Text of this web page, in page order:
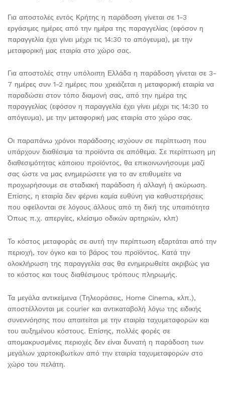
Για αποστολές εντός Κρήτης η παράδοση γίνεται σε 1-3
εργάσιμες ημέρες από την ημέρα της παραγγελίας (εφόσον η
παραγγελία έχει γίνει μέχρι τις 14:30 το απόγευμα), με την
μεταφορική μας εταιρία στο χώρο σας.
Για αποστολές στην υπόλοιπη Ελλάδα η παράδοση γίνεται σε 3-
7 ημέρες συν 1-2 ημέρες που χρειάζεται η μεταφορική εταιρία να
παραδώσει στον τόπο διαμονή σας, από την ημέρα της
παραγγελίας (εφόσον η παραγγελία έχει γίνει μέχρι τις 14:30 το
απόγευμα), με την μεταφορική μας εταιρία στο χώρο σας.
Οι παραπάνω χρόνοι παράδοσης ισχύουν σε περίπτωση που
υπάρχουν διαθέσιμα τα προϊόντα σε απόθεμα. Σε περίπτωση μη
διαθεσιμότητας κάποιου προϊόντος, θα επικοινωνήσουμε μαζί
σας ώστε να μας ενημερώσετε για το αν επιθυμείτε να
προχωρήσουμε σε σταδιακή παράδοση ή αλλαγή ή ακύρωση.
Επίσης, η εταιρία δεν φέρνει καμία ευθύνη για καθυστερήσεις
που οφείλονται σε λόγους άλλους από τη δική της υπαιτιότητα
Όπως π.χ. απεργίες, κλείσιμο οδικών αρτηριών, κλπ)
Το κόστος μεταφοράς σε αυτή την περίπτωση εξαρτάται από την
περιοχή, τον όγκο και το βάρος του προϊόντος. Κατά την
ολοκλήρωση της παραγγελία σας θα ενημερωθείτε ακριβώς για
το κόστος και τους διαθέσιμους τρόπους πληρωμής.
Τα μεγάλα αντικείμενα (Τηλεοράσεις, Home Cinema, κλπ.),
αποστέλλονται με courier και αντικαταβολή λόγω της ειδικής
συνεννόησης που απαιτείται με την εταιρία ταχυμεταφορών και
του αυξημένου κόστους. Επίσης, πολλές φορές σε
απομακρυσμένες περιοχές δεν είναι δυνατή η παράδοση των
μεγάλων χαρτοκιβωτίων από την εταιρία ταχυμεταφορών στο
χώρο του πελάτη.